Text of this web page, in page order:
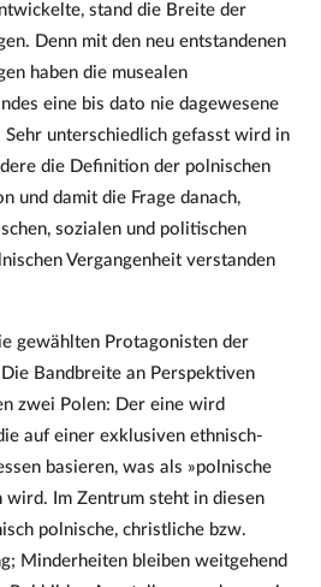
stand die Breite der
Denn mit den neu entstandenen
haben die musealen
eine bis dato nie dagewesene
unterschiedlich gefasst wird in
die Definition der polnischen
und damit die Frage danach,
sozialen und politischen
Vergangenheit verstanden
gewählten Protagonisten der
Bandbreite an Perspektiven
zwei Polen: Der eine wird
auf einer exklusiven ethnisch-
basieren, was als »polnische
wird. Im Zentrum steht in diesen
polnische, christliche bzw.
Minderheiten bleiben weitgehend